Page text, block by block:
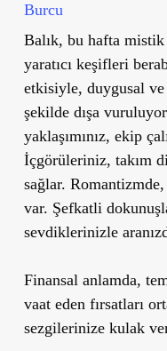
Burcu
Balık, bu hafta
yaratıcı keşifleri
etkisiyle, duygusal ve
şekilde dışa
yaklaşımınız, ekip
İçgörüleriniz, takım
sağlar.
var. Şefkatli
sevdiklerinizle
Finansal anlamda,
vaat eden fırsatları
sezgilerinize kulak